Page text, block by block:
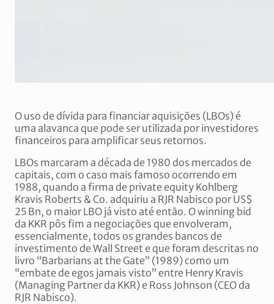
O uso de dívida para financiar aquisições (LBOs) é
uma alavanca que pode ser utilizada por investidores
financeiros para amplificar seus retornos.
LBOs marcaram a década de 1980 dos mercados de
capitais, com o caso mais famoso ocorrendo em
1988, quando a firma de private equity Kohlberg
Kravis Roberts & Co. adquiriu a RJR Nabisco por US$
25 Bn, o maior LBO já visto até então. O winning bid
da KKR pôs fim a negociações que envolveram,
essencialmente, todos os grandes bancos de
investimento de Wall Street e que foram descritas no
livro “Barbarians at the Gate” (1989) como um
“embate de egos jamais visto” entre Henry Kravis
(Managing Partner da KKR) e Ross Johnson (CEO da
RJR Nabisco).